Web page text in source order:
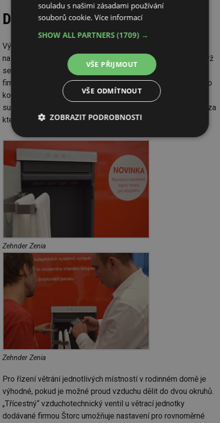
Další technické zajímavosti
Výrobci umí najít inovace i u takových věcí, jakými jsou sušák
na ručníky, koupelnová skříňka nebo elektrický přímotop. Když
se zkombinují všechny tři věci dohromady, vznikne novinka
firmy Zehnder jménem Zenia. Jedná se o elektrické topení do
koupelny, které funguje i jako rychlá a esteticky příjemná
sušička ručníků. Topný panel totiž tvoří dveře mělké skřínky, za
kterou se skrývají držáky na osušky.
Zehnder Zenia
Zehnder Zenia
Pro řízení větrání jednotlivých místností v rodinném domě je
výhodné, pokud je možné proud vzduchu dělit do dvou okruhů.
„Třícestný“ vzduchotechnický ventil u větrací jednotky
dodávané firmou Štorc umožňuje nastavení pro rovnoměrné
souladu s našimi zásadami používání
souborů cookie.Více informací
SHOW ALL PARTNERS(1709) →
VŠE PŘIJMOUT
VŠE ODMÍTNOUT
ZOBRAZIT PODROBNOSTI
Nezbytně
soubory
Výkonové
Soubory
Funkční soubory
Nezařazené
soubory
Nezbytně nutné soubory
Výkonové soubory
Soubory cílení
Funkční soubory
Nezařazené soubory
Nezbytně nutné soubory cookie umožňují základní
funkce webových stránek, jako je přihlášení
uživatele a správa účtu. Webové stránky nelze bez
nezbytně nutných souborů cookie správně používat.
g_state
.forum.tzb-
info.cz
Zavřením
prohlížeče
g_csrf_token
.forum.tzb-
Zavřením